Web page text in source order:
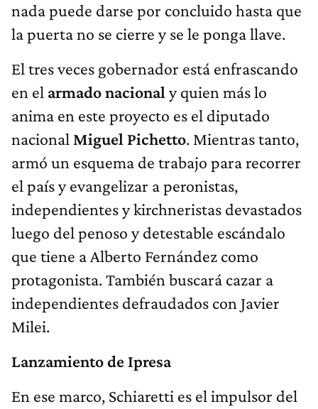
nada puede darse por concluido hasta que
la puerta no se cierre y se le ponga llave.
El tres veces gobernador está enfrascando
en el armado nacional y quien más lo
anima en este proyecto es el diputado
nacional Miguel Pichetto. Mientras tanto,
armó un esquema de trabajo para recorrer
el país y evangelizar a peronistas,
independientes y kirchneristas devastados
luego del penoso y detestable escándalo
que tiene a Alberto Fernández como
protagonista. También buscará cazar a
independientes defraudados con Javier
Milei.
Lanzamiento de Ipresa
En ese marco, Schiaretti es el impulsor del